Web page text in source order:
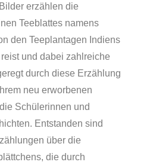
erzählen die
Teeblattes namens
den Teeplantagen Indiens
und dabei zahlreiche
durch diese Erzählung
neu erworbenen
Schülerinnen und
Entstanden sind
über die
die durch